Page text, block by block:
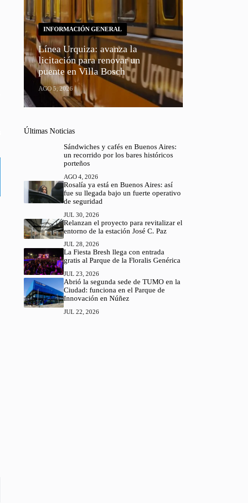
INFORMACIÓN GENERAL
Línea Urquiza: avanza la
licitación para renovar un
puente en Villa Bosch
AGO 5, 2026
Últimas Noticias
Sándwiches y cafés en Buenos Aires:
un recorrido por los bares históricos
porteños
AGO 4, 2026
Rosalía ya está en Buenos Aires: así
fue su llegada bajo un fuerte operativo
de seguridad
JUL 30, 2026
Relanzan el proyecto para revitalizar el
entorno de la estación José C. Paz
JUL 28, 2026
La Fiesta Bresh llega con entrada
gratis al Parque de la Floralis Genérica
JUL 23, 2026
Abrió la segunda sede de TUMO en la
Ciudad: funciona en el Parque de
Innovación en Núñez
JUL 22, 2026